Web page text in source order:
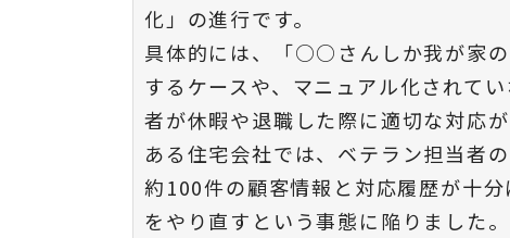
化」の進行です。
具体的には、「○○さんしか我が家
するケースや、マニュアル化されて
者が休暇や退職した際に適切な対応
ある住宅会社では、ベテラン担当者
約100件の顧客情報と対応履歴が十
をやり直すという事態に陥りました。